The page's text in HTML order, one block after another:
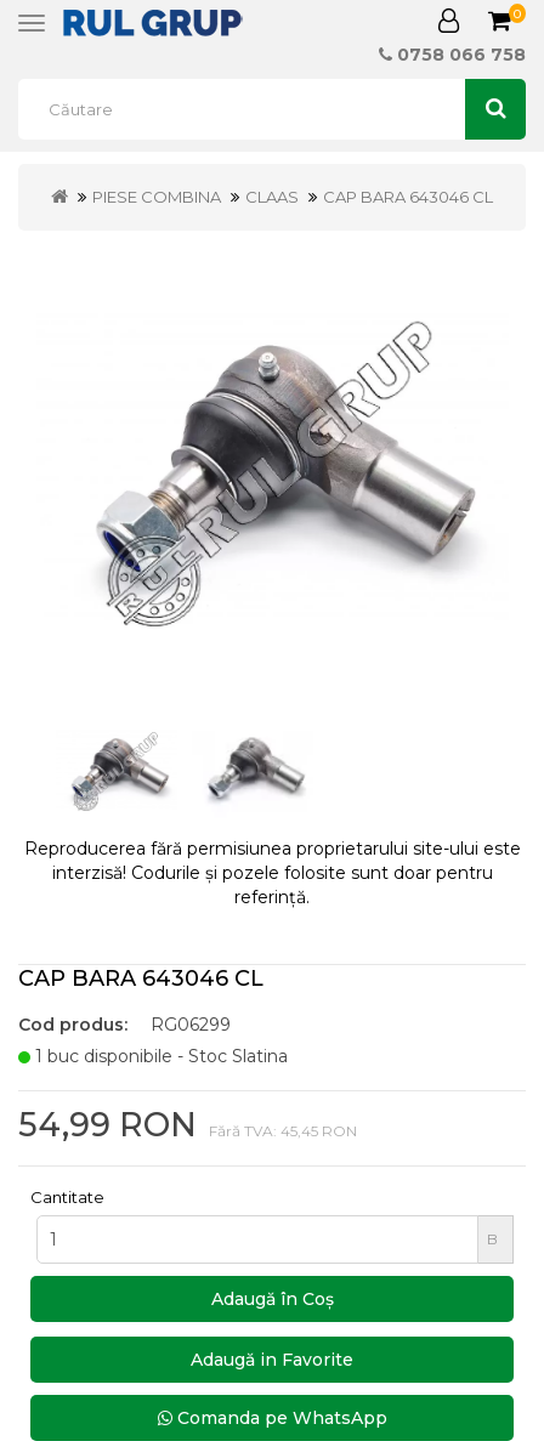
Toggle
0
0758 066 758
PIESE COMBINA CLAAS CAP BARA 643046 CL
Reproducerea fără permisiunea proprietarului site-ului este
interzisă! Codurile și pozele folosite sunt doar pentru
referință.
CAP BARA 643046 CL
Cod produs:
RG06299
1 buc disponibile - Stoc Slatina
54,99 RON Fără TVA: 45,45 RON
Cantitate
B
Adaugă în Coş
Adaugă in Favorite
Comanda pe WhatsApp